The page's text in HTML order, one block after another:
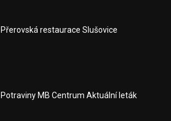
Přerovská restaurace Slušovice
Potraviny MB Centrum Aktuální leták